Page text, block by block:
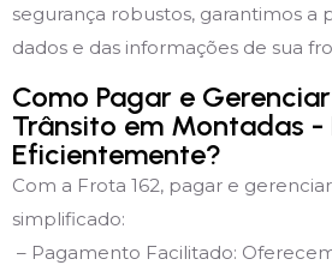
segurança robustos, garantimos a
dados e das informações de sua
Como Pagar e
Trânsito em Montadas -
Eficientemente?
Com a Frota 162, pagar e
simplificado:
– Pagamento Facilitado: